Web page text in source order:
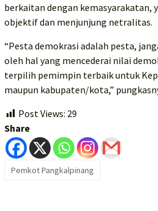
berkaitan dengan kemasyarakatan,
objektif dan menjunjung netralitas.
“Pesta demokrasi adalah pesta,
oleh hal yang mencederai nilai
terpilih pemimpin terbaik untuk
maupun kabupaten/kota,”
Post Views: 29
Share
Pemkot Pangkalpinang